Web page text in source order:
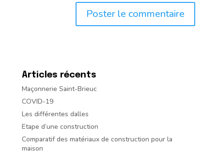
Articles récents
Maçonnerie Saint-Brieuc
COVID-19
Les différentes dalles
Etape d’une construction
Comparatif des matériaux de construction pour la
maison